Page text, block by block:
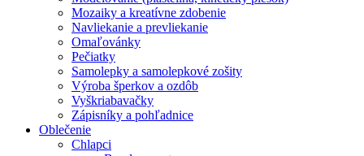
Mozaiky a kreatívne zdobenie
Navliekanie a prevliekanie
Omaľovánky
Pečiatky
Samolepky a samolepkové zošity
Výroba šperkov a ozdôb
Vyškriabavačky
Zápisníky a pohľadnice
Oblečenie
Chlapci